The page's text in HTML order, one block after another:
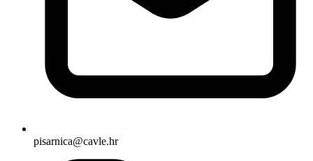
pisarnica@cavle.hr